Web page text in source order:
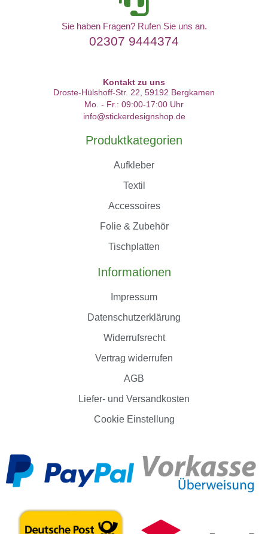
Sie haben Fragen? Rufen Sie uns an.
02307 9444374
Kontakt zu uns
Droste-Hülshoff-Str. 22, 59192 Bergkamen
Mo. - Fr.: 09:00-17:00 Uhr
info@stickerdesignshop.de
Produktkategorien
Aufkleber
Textil
Accessoires
Folie & Zubehör
Tischplatten
Informationen
Impressum
Datenschutzerklärung
Widerrufsrecht
Vertrag widerrufen
AGB
Liefer- und Versandkosten
Cookie Einstellung